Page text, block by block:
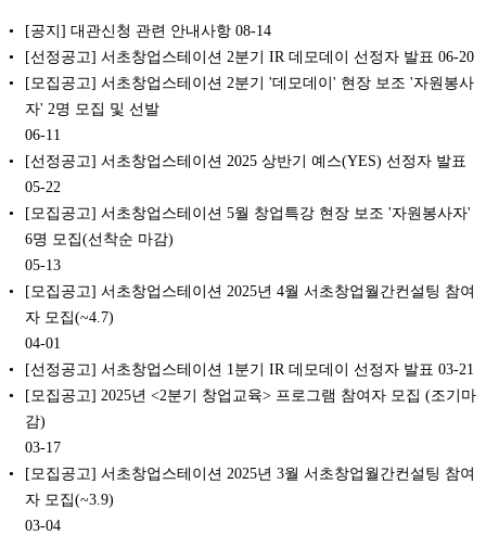
[공지] 대관신청 관련 안내사항 08-14
[선정공고] 서초창업스테이션 2분기 IR 데모데이 선정자 발표 06-20
[모집공고] 서초창업스테이션 2분기 '데모데이' 현장 보조 '자원봉사
자' 2명 모집 및 선발
06-11
[선정공고] 서초창업스테이션 2025 상반기 예스(YES) 선정자 발표
05-22
[모집공고] 서초창업스테이션 5월 창업특강 현장 보조 '자원봉사자'
6명 모집(선착순 마감)
05-13
[모집공고] 서초창업스테이션 2025년 4월 서초창업월간컨설팅 참여
자 모집(~4.7)
04-01
[선정공고] 서초창업스테이션 1분기 IR 데모데이 선정자 발표 03-21
[모집공고] 2025년 <2분기 창업교육> 프로그램 참여자 모집 (조기마
감)
03-17
[모집공고] 서초창업스테이션 2025년 3월 서초창업월간컨설팅 참여
자 모집(~3.9)
03-04